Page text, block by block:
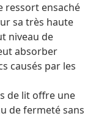
ressort ensaché
sa très haute
niveau de
absorber
causés par les
de lit offre une
de fermeté sans